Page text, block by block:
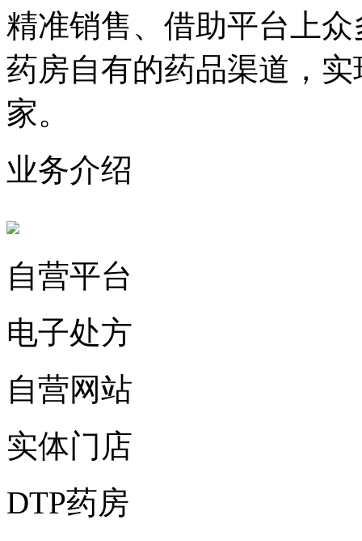
精准销售、借助平台上
药房自有的药品渠道，
家。
业务介绍
自营平台
电子处方
自营网站
实体门店
DTP药房